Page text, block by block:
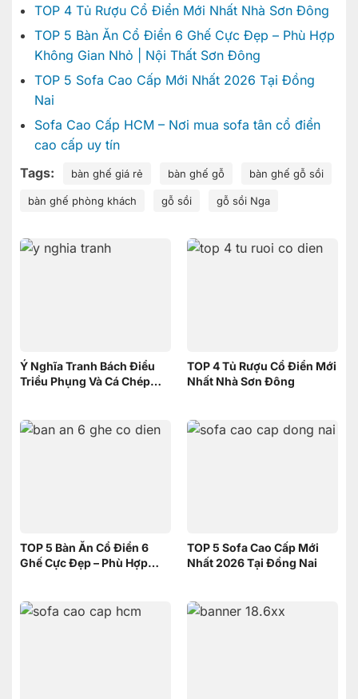
TOP 4 Tủ Rượu Cổ Điển Mới Nhất Nhà Sơn Đông
TOP 5 Bàn Ăn Cổ Điển 6 Ghế Cực Đẹp – Phù Hợp
Không Gian Nhỏ | Nội Thất Sơn Đông
TOP 5 Sofa Cao Cấp Mới Nhất 2026 Tại Đồng
Nai
Sofa Cao Cấp HCM – Nơi mua sofa tân cổ điển
cao cấp uy tín
Tags:
bàn ghế giá rẻ bàn ghế gỗ bàn ghế gỗ sồi
bàn ghế phòng khách gỗ sồi gỗ sồi Nga
Ý Nghĩa Tranh Bách Điểu
Triều Phụng Và Cá Chép
TOP 4 Tủ Rượu Cổ Điển Mới
Nhất Nhà Sơn Đông
TOP 5 Bàn Ăn Cổ Điển 6
Ghế Cực Đẹp – Phù Hợp
TOP 5 Sofa Cao Cấp Mới
Nhất 2026 Tại Đồng Nai